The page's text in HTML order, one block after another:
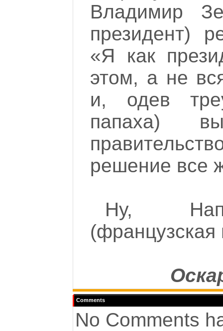
Владимир
президент)
«Я как
этом, а не
и, одев
папаха)
решение все
Ну,
(французская
Comments
No Comments